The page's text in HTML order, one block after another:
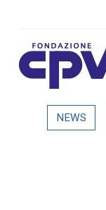
NEWS